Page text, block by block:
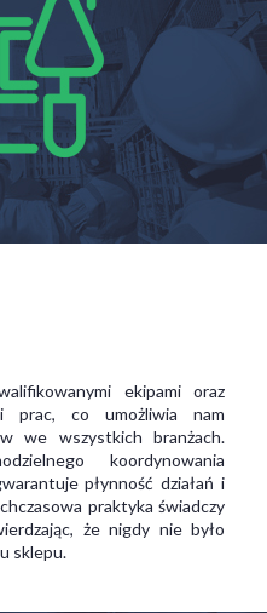
ekipami oraz
prac, co umożliwia nam
we wszystkich branżach.
koordynowania
płynność działań i
praktyka świadczy
że nigdy nie było
sklepu.